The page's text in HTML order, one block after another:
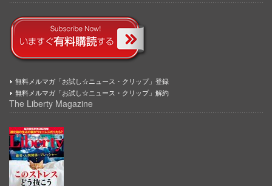
無料メルマガ「お試し☆ニュース・クリップ」登録
無料メルマガ「お試し☆ニュース・クリップ」解約
The Liberty Magazine